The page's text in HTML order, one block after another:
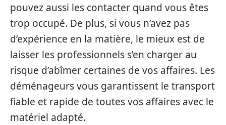
pouvez aussi les contacter quand vous êtes
trop occupé. De plus, si vous n’avez pas
d’expérience en la matière, le mieux est de
laisser les professionnels s’en charger au
risque d’abîmer certaines de vos affaires. Les
déménageurs vous garantissent le transport
fiable et rapide de toutes vos affaires avec le
matériel adapté.